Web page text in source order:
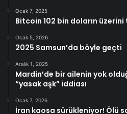
Ocak 7, 2025
Bitcoin 102 bin doların
Ocak 5, 2026
2025 Samsun’da böyle geçti
Aralık 1, 2025
Mardin’de bir ailenin yok
“yasak aşk” iddiası
Ocak 7, 2026
İran kaosa sürükleniyor! Ölü